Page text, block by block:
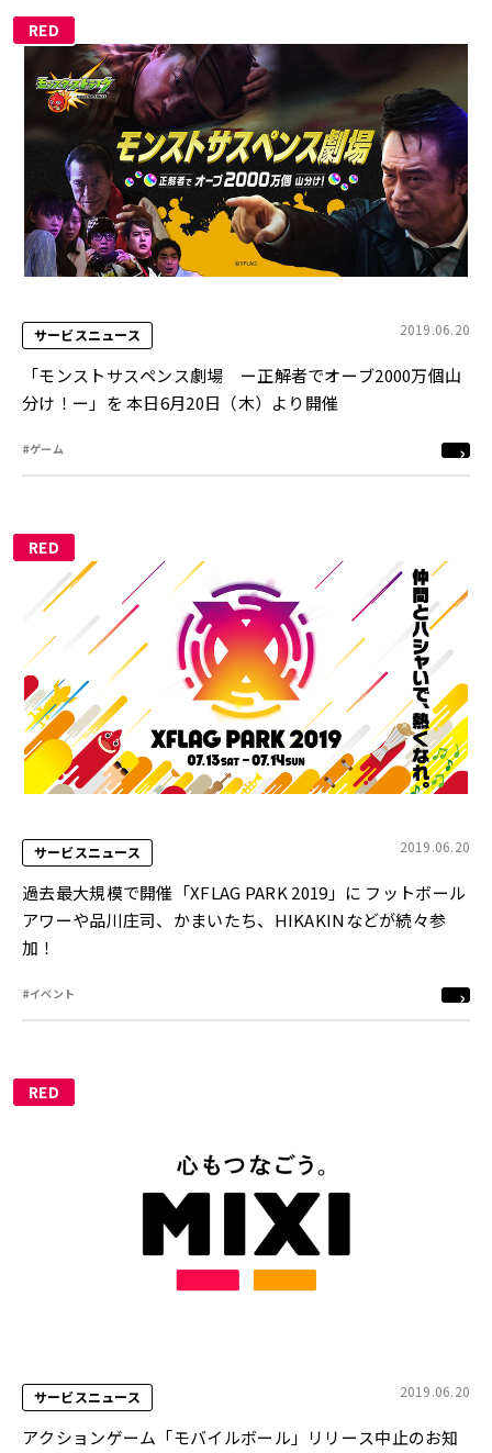
RED
サービスニュース 2019.06.20
「モンストサスペンス劇場 ー正解者でオーブ2000万個山
分け！ー」を 本日6月20日（木）より開催
#ゲーム
RED
サービスニュース 2019.06.20
過去最大規模で開催「XFLAG PARK 2019」に フットボール
アワーや品川庄司、かまいたち、HIKAKINなどが続々参
加！
#イベント
RED
サービスニュース 2019.06.20
アクションゲーム「モバイルボール」リリース中止のお知